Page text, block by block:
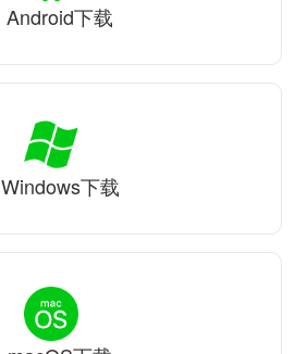
Android下载
Windows下载